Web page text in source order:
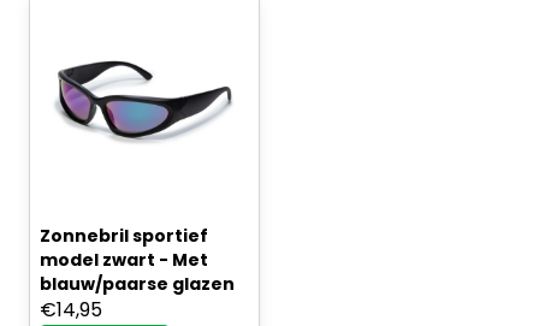
Zonnebril sportief
model zwart - Met
blauw/paarse glazen
€14,95